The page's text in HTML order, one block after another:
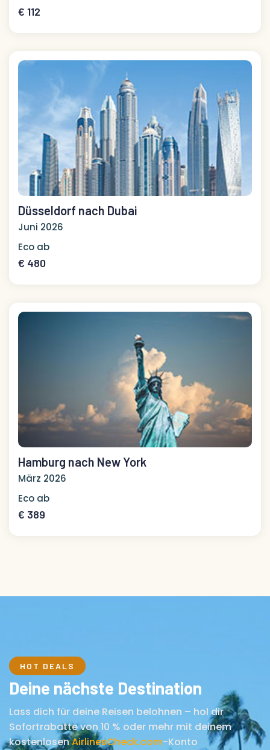
€ 112
Düsseldorf nach Dubai
Juni 2026
Eco ab
€ 480
Hamburg nach New York
März 2026
Eco ab
€ 389
HOT DEALS
Deine nächste Destination
Lass dich für deine Reisen belohnen – hol dir
Sofortrabatte von 10 % oder mehr mit deinem
kostenlosenAirlinesCheck.com-Konto